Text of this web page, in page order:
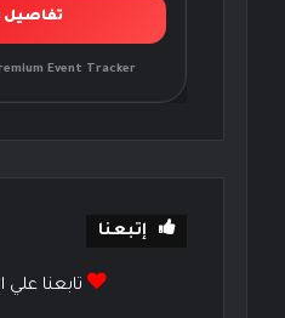
تفاصيل
Event Tracker
إتبعنا
تابعنا